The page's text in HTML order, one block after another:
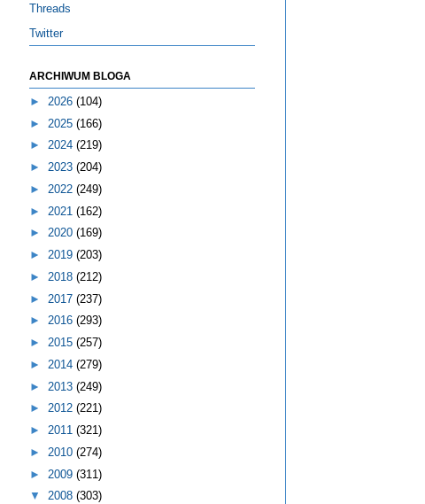
Threads
Twitter
ARCHIWUM BLOGA
► 2026 (104)
► 2025 (166)
► 2024 (219)
► 2023 (204)
► 2022 (249)
► 2021 (162)
► 2020 (169)
► 2019 (203)
► 2018 (212)
► 2017 (237)
► 2016 (293)
► 2015 (257)
► 2014 (279)
► 2013 (249)
► 2012 (221)
► 2011 (321)
► 2010 (274)
► 2009 (311)
▼ 2008 (303)